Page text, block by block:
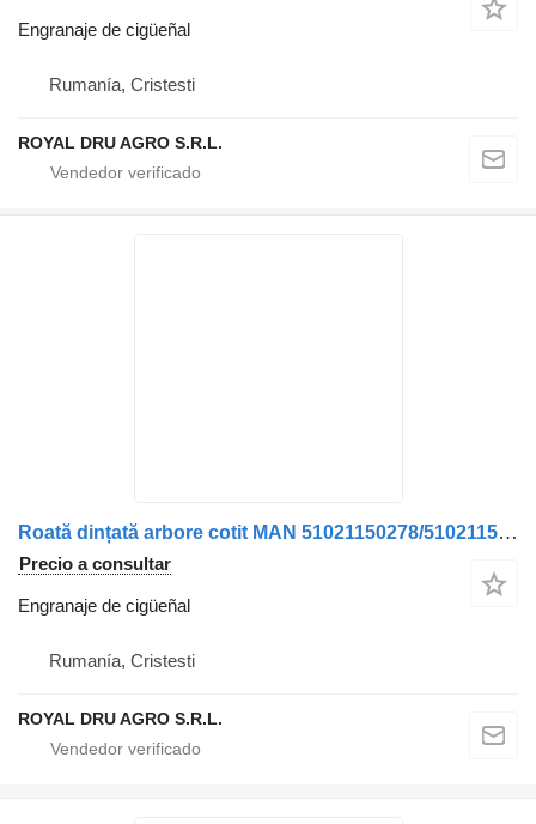
Engranaje de cigüeñal
Rumanía, Cristesti
ROYAL DRU AGRO S.R.L.
Roată dințată arbore cotit MAN 51021150278/5102115-0278/51021150 engranaje de cigüeñal para camión
Precio a consultar
Engranaje de cigüeñal
Rumanía, Cristesti
ROYAL DRU AGRO S.R.L.